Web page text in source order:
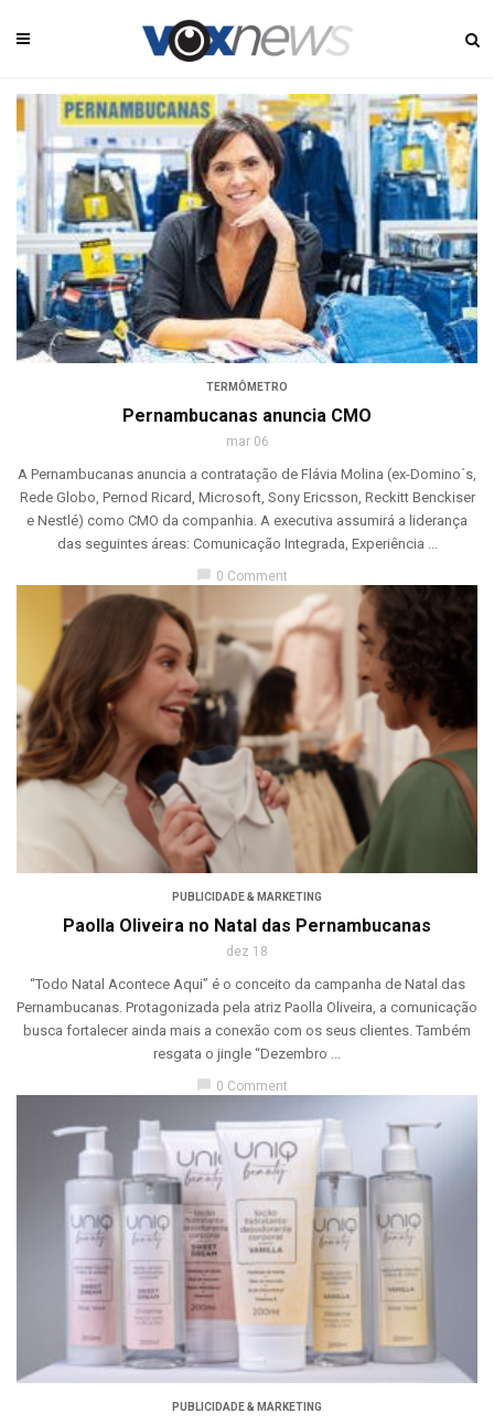
TERMÔMETRO
Pernambucanas anuncia CMO
mar 06
A Pernambucanas anuncia a contratação de Flávia Molina (ex-Domino´s,
Rede Globo, Pernod Ricard, Microsoft, Sony Ericsson, Reckitt Benckiser
e Nestlé) como CMO da companhia. A executiva assumirá a liderança
das seguintes áreas: Comunicação Integrada, Experiência ...
chat_bubble 0 Comment
PUBLICIDADE & MARKETING
Paolla Oliveira no Natal das Pernambucanas
dez 18
“Todo Natal Acontece Aqui” é o conceito da campanha de Natal das
Pernambucanas. Protagonizada pela atriz Paolla Oliveira, a comunicação
busca fortalecer ainda mais a conexão com os seus clientes. Também
resgata o jingle “Dezembro ...
chat_bubble 0 Comment
PUBLICIDADE & MARKETING